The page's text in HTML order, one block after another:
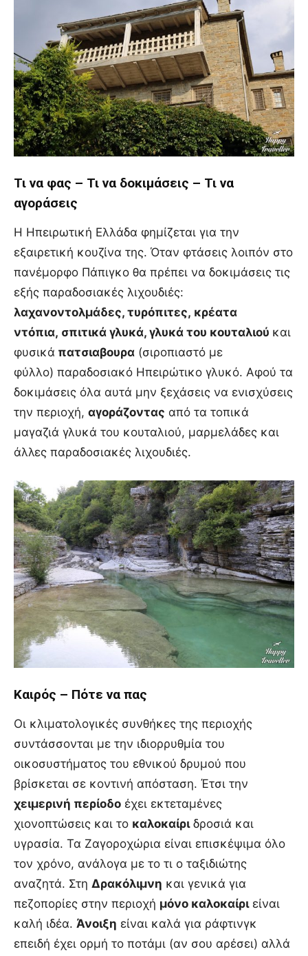
Τι να φας – Τι να δοκιμάσεις – Τι να
αγοράσεις
Η Ηπειρωτική Ελλάδα φημίζεται για την
εξαιρετική κουζίνα της. Όταν φτάσεις λοιπόν στο
πανέμορφο Πάπιγκο θα πρέπει να δοκιμάσεις τις
εξής παραδοσιακές λιχουδιές:
λαχανοντολμάδες, τυρόπιτες, κρέατα
ντόπια, σπιτικά γλυκά, γλυκά του κουταλιού και
φυσικά πατσιαβουρα (σιροπιαστό με
φύλλο) παραδοσιακό Ηπειρώτικο γλυκό. Αφού τα
δοκιμάσεις όλα αυτά μην ξεχάσεις να ενισχύσεις
την περιοχή, αγοράζοντας από τα τοπικά
μαγαζιά γλυκά του κουταλιού, μαρμελάδες και
άλλες παραδοσιακές λιχουδιές.
Καιρός – Πότε να πας
Οι κλιματολογικές συνθήκες της περιοχής
συντάσσονται με την ιδιορρυθμία του
οικοσυστήματος του εθνικού δρυμού που
βρίσκεται σε κοντινή απόσταση. Έτσι την
χειμερινή περίοδο έχει εκτεταμένες
χιονοπτώσεις και το καλοκαίριδροσιά και
υγρασία. Τα Ζαγοροχώρια είναι επισκέψιμα όλο
τον χρόνο, ανάλογα με το τι ο ταξιδιώτης
αναζητά. Στη Δρακόλιμνη και γενικά για
πεζοπορίες στην περιοχή μόνο καλοκαίριείναι
καλή ιδέα. Άνοιξη είναι καλά για ράφτινγκ
επειδή έχει ορμή το ποτάμι (αν σου αρέσει) αλλά